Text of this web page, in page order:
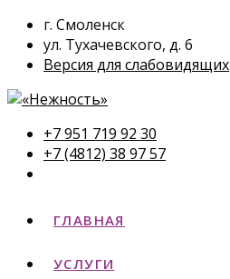
г. Смоленск
ул. Тухачевского, д. 6
Версия для слабовидящих
+7 951 719 92 30
+7 (4812) 38 97 57
ГЛАВНАЯ
УСЛУГИ